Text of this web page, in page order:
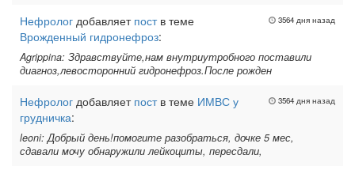
3564 дня назад
Нефролог добавляет поств теме
Врожденный гидронефроз:
Agrippina: Здравствуйте,нам внутриутробного поставили
диагноз,левосторонний гидронефроз.После рожден
3564 дня назад
Нефролог добавляет поств теме ИМВС у
грудничка:
leoni: Добрый день!помогите разобраться, дочке 5 мес,
сдавали мочу обнаружили лейкоциты, пересдали,